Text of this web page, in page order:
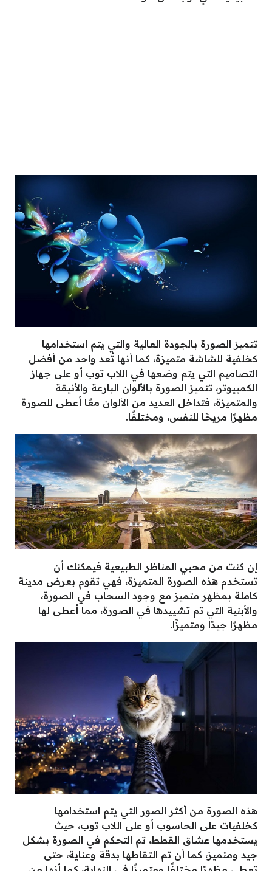
تتميز الصورة بالجودة العالية والتي يتم استخدامها
كخلفية للشاشة متميزة، كما أنها تُعد واحد من أفضل
التصاميم التي يتم وضعها في اللاب توب أو على جهاز
الكمبيوتر، تتميز الصورة بالألوان البارعة والأنيقة
والمتميزة، فتداخل العديد من الألوان معًا أعطى للصورة
مظهرًا مريحًا للنفس، ومختلفًا.
إن كنت من محبي المناظر الطبيعية فيمكنك أن
تستخدم هذه الصورة المتميزة، فهي تقوم بعرض مدينة
كاملة بمظهر متميز مع وجود السحاب في الصورة،
والأبنية التي تم تشييدها في الصورة، مما أعطى لها
مظهرًا جيدًا ومتميزًا.
هذه الصورة من أكثر الصور التي يتم استخدامها
كخلفيات على الحاسوب أو على اللاب توب، حيث
يستخدمها عشاق القطط، تم التحكم في الصورة بشكل
جيد ومتميز، كما أن تم التقاطها بدقة وعناية، حتى